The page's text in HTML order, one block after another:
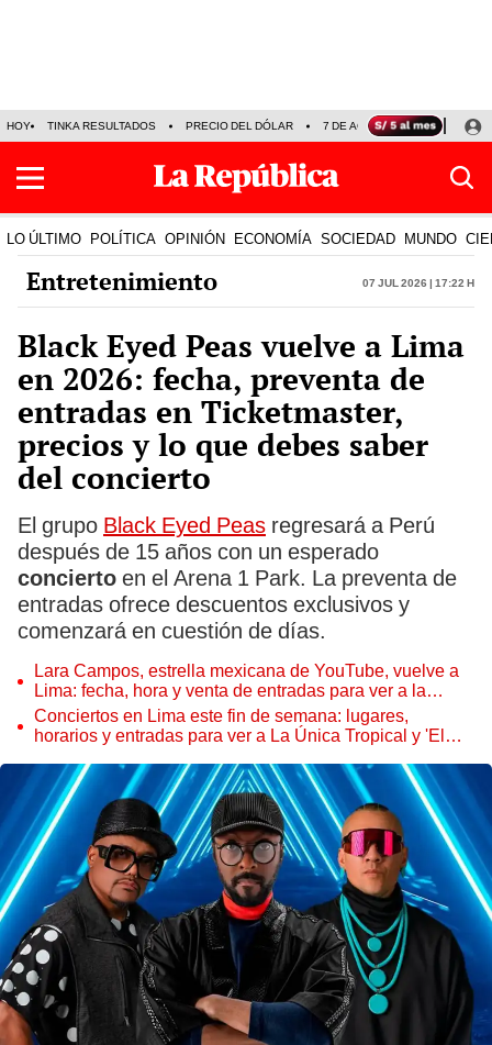
HOY TINKA RESULTADOS PRECIO DEL DÓLAR 7 DE AGOSTO OLLANTA
LO ÚLTIMO POLÍTICA OPINIÓN ECONOMÍA SOCIEDAD MUNDO
Entretenimiento 07 Jul 2026 | 17:22 h
Black Eyed Peas vuelve a Lima
en 2026: fecha, preventa de
entradas en Ticketmaster,
precios y lo que debes saber
del concierto
El grupo Black Eyed Peas regresará a Perú
después de 15 años con un esperado
concierto en el Arena 1 Park. La preventa de
entradas ofrece descuentos exclusivos y
comenzará en cuestión de días.
Lara Campos, estrella mexicana de YouTube, vuelve a
Lima: fecha, hora y venta de entradas para ver a la
cantante de ‘Rhenné’
Conciertos en Lima este fin de semana: lugares,
horarios y entradas para ver a La Única Tropical y 'El